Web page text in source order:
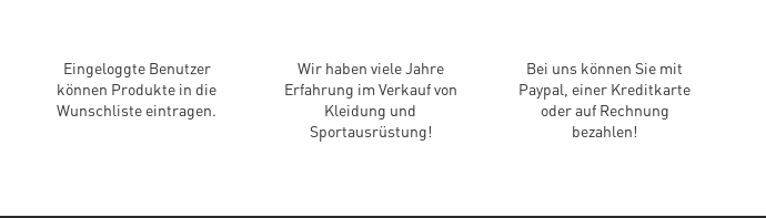
Eingeloggte Benutzer
können Produkte in die
Wunschliste eintragen.
Wir haben viele Jahre
Erfahrung im Verkauf von
Kleidung und
Sportausrüstung!
Bei uns können Sie mit
Paypal, einer Kreditkarte
oder auf Rechnung
bezahlen!